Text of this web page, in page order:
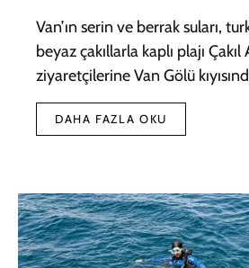
Van’ın serin ve berrak suları,
beyaz çakıllarla kaplı plajı Çakıl
ziyaretçilerine Van Gölü
DAHA FAZLA OKU